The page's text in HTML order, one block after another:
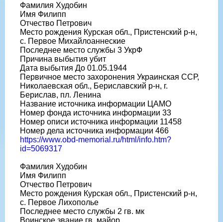
Фамилия Худобин
Имя Филипп
Отчество Петрович
Место рождения Курская обл., Пристенский р-н,
с. Первое Михайлоаннеские
Последнее место службы 3 УкрФ
Причина выбытия убит
Дата выбытия До 01.05.1944
Первичное место захоронения Украинская ССР,
Николаевская обл., Бериславский р-н, г.
Берислав, пл. Ленина
Название источника информации ЦАМО
Номер фонда источника информации 33
Номер описи источника информации 11458
Номер дела источника информации 466
https://www.obd-memorial.ru/html/info.htm?
id=5069317
Фамилия Худобин
Имя Филипп
Отчество Петрович
Место рождения Курская обл., Пристенский р-н,
с. Первое Лихополье
Последнее место службы 2 гв. мк
Воинское звание гв. майор